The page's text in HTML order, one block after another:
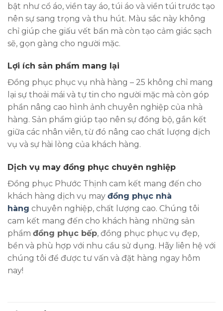
bật như cổ áo, viền tay áo, túi áo và viền túi trước tạo
nên sự sang trọng và thu hút. Màu sắc này không
chỉ giúp che giấu vết bẩn mà còn tạo cảm giác sạch
sẽ, gọn gàng cho người mặc.
Lợi ích sản phẩm mang lại
Đồng phục phục vụ nhà hàng – 25 không chỉ mang
lại sự thoải mái và tự tin cho người mặc mà còn góp
phần nâng cao hình ảnh chuyên nghiệp của nhà
hàng. Sản phẩm giúp tạo nên sự đồng bộ, gắn kết
giữa các nhân viên, từ đó nâng cao chất lượng dịch
vụ và sự hài lòng của khách hàng.
Dịch vụ may đồng phục chuyên nghiệp
Đồng phục Phước Thịnh cam kết mang đến cho
khách hàng dịch vụ may đồng phục nhà
hàng chuyên nghiệp, chất lượng cao. Chúng tôi
cam kết mang đến cho khách hàng những sản
phẩm đồng phục bếp, đồng phục phục vụ đẹp,
bền và phù hợp với nhu cầu sử dụng. Hãy liên hệ với
chúng tôi để được tư vấn và đặt hàng ngay hôm
nay!